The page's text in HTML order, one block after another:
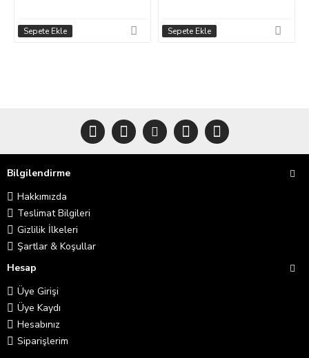
Sepete Ekle Sepete Ekle
Bilgilendirme
Hakkımızda
Teslimat Bilgileri
Gizlilik İlkeleri
Şartlar & Koşullar
Hesap
Üye Girişi
Üye Kaydı
Hesabınız
Siparişlerim